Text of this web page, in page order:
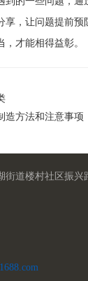
享，让问题提前
才能相得益彰。
造方法和注意事项
街道楼村社区振兴